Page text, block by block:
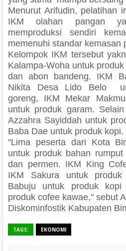
Menurut Arifudin, pelatihan
IKM olahan pangan
memproduksi sendiri
memenuhi standar kemasan
Kelompok IKM tersebut
Kalampa-Woha untuk
dan abon bandeng. IKM
Nikita Desa Lido Belo
goreng, IKM Mekar
untuk produk garam.
Azzahra Sayiddah untuk
Baba Dae untuk produk kopi.
"Lima peserta dari Kota
untuk produk bahan
dan permen. IKM King
IKM Sakura untuk
Babuju untuk produk
produk cofee kawae," sebut
Diskominfostik Kabupaten
TAGS: EKONOMI